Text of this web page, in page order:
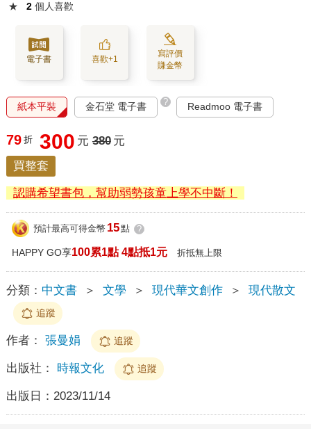
★ 2 個人喜歡
電子書 喜歡+1
寫評價
賺金幣
紙本平裝 金石堂 電子書 ? Readmoo 電子書
79 折 300 元 380 元
買整套
認購希望書包，幫助弱勢孩童上學不中斷！
預計最高可得金幣 15點 ?
HAPPY GO享100累1點 4點抵1元 折抵無上限
分類： 中文書 ＞ 文學 ＞ 現代華文創作 ＞ 現代散文
追蹤
作者： 張曼娟 追蹤
出版社： 時報文化 追蹤
出版日： 2023/11/14